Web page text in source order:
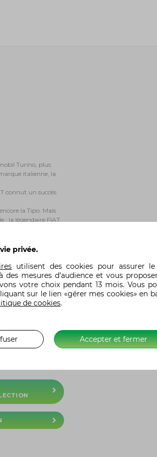
Turino, plus
italienne, la
connut un succès
la Tipo. Mais
: la légendaire FIAT
qui n’en finit pas
au meilleur prix.
et à votre
vous avez
validée, votre
privée.
utilisent des cookies pour assurer
mesures d’audience et vous
votre choix pendant 13 mois. Vous
sur le lien «gérer mes cookies» en
de cookies.
Accepter et fermer